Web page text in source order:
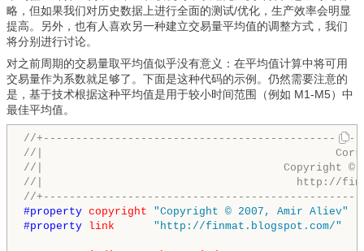
略，但如果我们对历史数据上进行全面的测试/优化，生产效率会明显
提高。另外，也有人喜欢另一种建立交易量平均值的调整方式，我们
将分别进行讨论。
对之前周期的交易量取平均值似乎没有意义：在平均值计算中将可用
交易量作为系数就足够了。下面是这种代码的示例。仍然需要注意的
是，基于技术根据这种平均值是用于较小时间范围（例如 M1-M5）中
最佳平均值。
//
//|
//|
//|                                       http://
//
#property copyright
"Copyright © 2007, Amir Aliev"
#property link "http://finmat.blogspot.com/"